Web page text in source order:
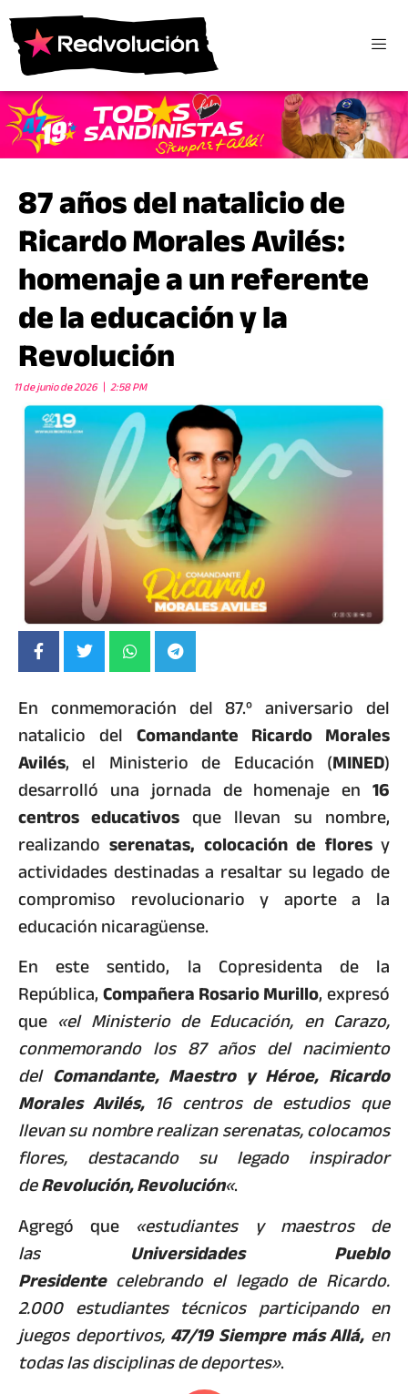
87 años del natalicio de
Ricardo Morales Avilés:
homenaje a un referente
de la educación y la
Revolución
11 de junio de 2026 2:58 PM
En conmemoración del 87.º aniversario del
natalicio del Comandante Ricardo Morales
Avilés, el Ministerio de Educación (MINED)
desarrolló una jornada de homenaje en 16
centros educativos que llevan su nombre,
realizandoserenatas, colocación de floresy
actividades destinadas a resaltar su legado de
compromiso revolucionario y aporte a la
educación nicaragüense.
En este sentido, la Copresidenta de la
República,Compañera Rosario Murillo, expresó
que «el Ministerio de Educación, en Carazo,
conmemorando los 87 años del nacimiento
del Comandante, Maestro y Héroe, Ricardo
Morales Avilés, 16 centros de estudios que
llevan su nombre realizan serenatas, colocamos
flores, destacando su legado inspirador
deRevolución, Revolución«.
Agregó que «estudiantes y maestros de
las Universidades Pueblo
Presidente celebrando el legado de Ricardo.
2.000 estudiantes técnicos participando en
juegos deportivos,47/19 Siempre más Allá, en
todas las disciplinas de deportes».